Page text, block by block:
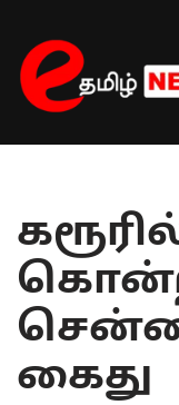
Skip
to
content
கைது